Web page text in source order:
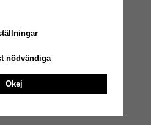
nödvändiga
Okej